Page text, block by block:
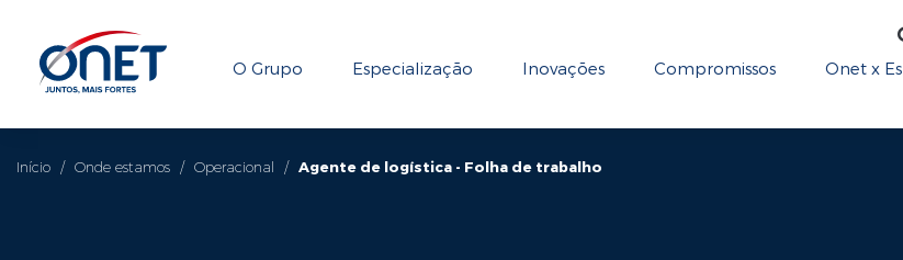
O Grupo Especialização Inovações Compromissos Onet x
Início / Onde estamos / Operacional / Agente de logística - Folha de trabalho